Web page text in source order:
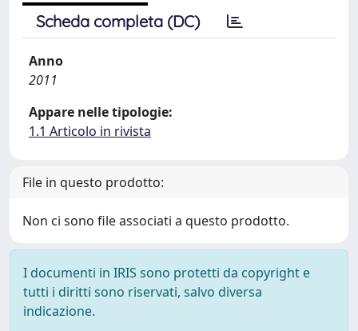
Scheda completa (DC)
Anno
2011
Appare nelle tipologie:
1.1 Articolo in rivista
File in questo prodotto:
Non ci sono file associati a questo prodotto.
I documenti in IRIS sono protetti da copyright e
tutti i diritti sono riservati, salvo diversa
indicazione.